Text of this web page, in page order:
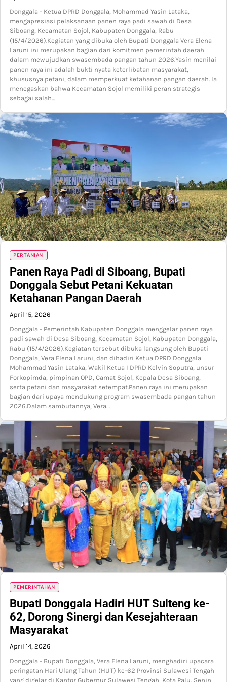
Donggala - Ketua DPRD Donggala, Mohammad Yasin Lataka,
mengapresiasi pelaksanaan panen raya padi sawah di Desa
Siboang, Kecamatan Sojol, Kabupaten Donggala, Rabu
(15/4/2026).Kegiatan yang dibuka oleh Bupati Donggala Vera Elena
Laruni ini merupakan bagian dari komitmen pemerintah daerah
dalam mewujudkan swasembada pangan tahun 2026.Yasin menilai
panen raya ini adalah bukti nyata keterlibatan masyarakat,
khususnya petani, dalam memperkuat ketahanan pangan daerah. Ia
menegaskan bahwa Kecamatan Sojol memiliki peran strategis
sebagai salah…
PERTANIAN
Panen Raya Padi di Siboang, Bupati
Donggala Sebut Petani Kekuatan
Ketahanan Pangan Daerah
April 15, 2026
Donggala - Pemerintah Kabupaten Donggala menggelar panen raya
padi sawah di Desa Siboang, Kecamatan Sojol, Kabupaten Donggala,
Rabu (15/4/2026).Kegiatan tersebut dibuka langsung oleh Bupati
Donggala, Vera Elena Laruni, dan dihadiri Ketua DPRD Donggala
Mohammad Yasin Lataka, Wakil Ketua I DPRD Kelvin Soputra, unsur
Forkopimda, pimpinan OPD, Camat Sojol, Kepala Desa Siboang,
serta petani dan masyarakat setempat.Panen raya ini merupakan
bagian dari upaya mendukung program swasembada pangan tahun
2026.Dalam sambutannya, Vera…
PEMERINTAHAN
Bupati Donggala Hadiri HUT Sulteng ke-
62, Dorong Sinergi dan Kesejahteraan
Masyarakat
April 14, 2026
Donggala - Bupati Donggala, Vera Elena Laruni, menghadiri upacara
peringatan Hari Ulang Tahun (HUT) ke-62 Provinsi Sulawesi Tengah
yang digelar di Kantor Gubernur Sulawesi Tengah, Kota Palu, Senin